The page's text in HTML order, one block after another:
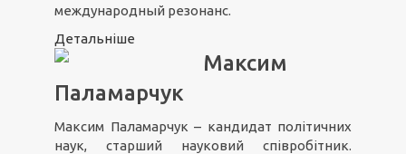
международный резонанс.
Детальніше
Максим
Паламарчук
Максим Паламарчук – кандидат політичних
наук, старший науковий співробітник.